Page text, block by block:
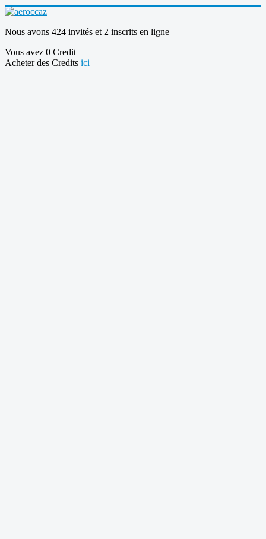
Nous avons 424 invités et 2 inscrits en ligne
Vous avez 0 Credit
Acheter des Credits ici